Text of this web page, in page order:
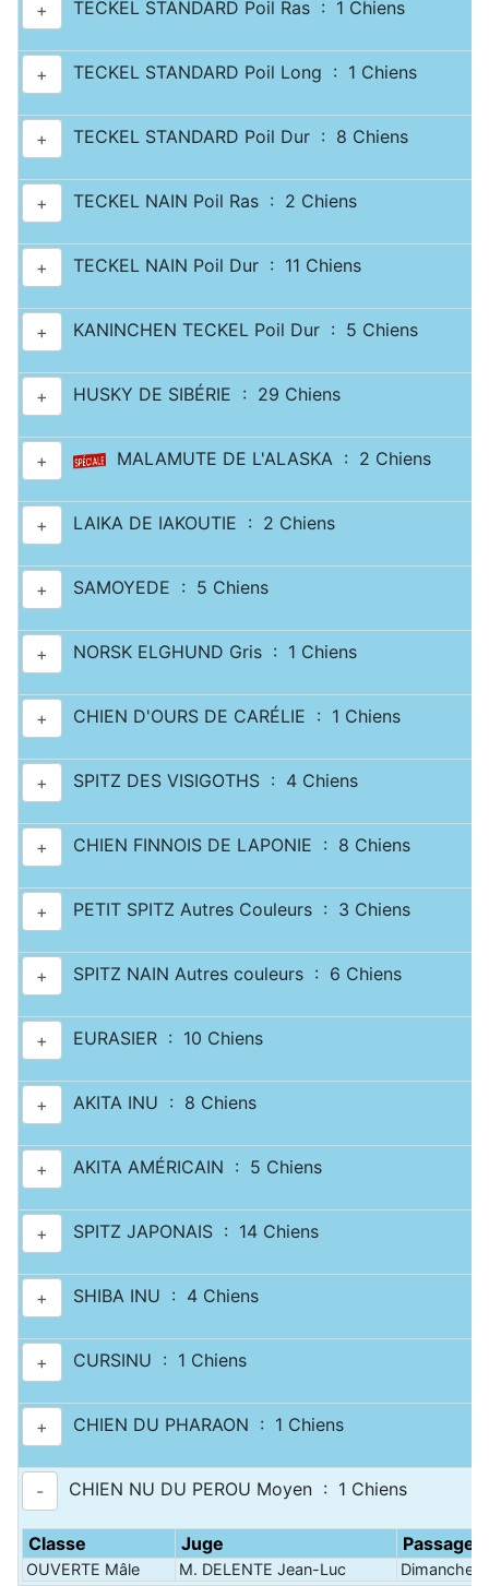
+ TECKEL STANDARD Poil Ras : 1 Chiens
+ TECKEL STANDARD Poil Long : 1 Chiens
+ TECKEL STANDARD Poil Dur : 8 Chiens
+ TECKEL NAIN Poil Ras : 2 Chiens
+ TECKEL NAIN Poil Dur : 11 Chiens
+ KANINCHEN TECKEL Poil Dur : 5 Chiens
+ HUSKY DE SIBÉRIE : 29 Chiens
+ MALAMUTE DE L'ALASKA : 2 Chiens
+ LAIKA DE IAKOUTIE : 2 Chiens
+ SAMOYEDE : 5 Chiens
+ NORSK ELGHUND Gris : 1 Chiens
+ CHIEN D'OURS DE CARÉLIE : 1 Chiens
+ SPITZ DES VISIGOTHS : 4 Chiens
+ CHIEN FINNOIS DE LAPONIE : 8 Chiens
+ PETIT SPITZ Autres Couleurs : 3 Chiens
+ SPITZ NAIN Autres couleurs : 6 Chiens
+ EURASIER : 10 Chiens
+ AKITA INU : 8 Chiens
+ AKITA AMÉRICAIN : 5 Chiens
+ SPITZ JAPONAIS : 14 Chiens
+ SHIBA INU : 4 Chiens
+ CURSINU : 1 Chiens
+ CHIEN DU PHARAON : 1 Chiens
- CHIEN NU DU PEROU Moyen : 1 Chiens
Classe Juge Passage
OUVERTE Mâle M. DELENTE Jean-Luc Dimanche